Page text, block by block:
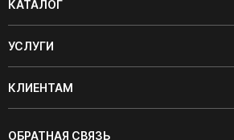
КАТАЛОГ
УСЛУГИ
КЛИЕНТАМ
ОБРАТНАЯ СВЯЗЬ